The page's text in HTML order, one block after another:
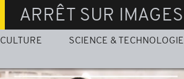
ARRÊT SUR IMAGES
CULTURE SCIENCE & TECHNOLOGIE